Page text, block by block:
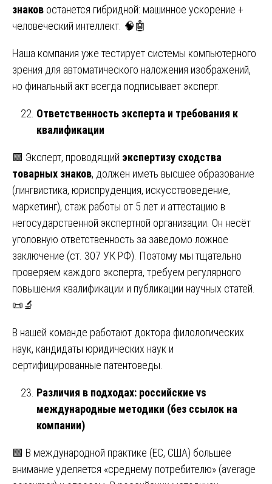
знаков останется гибридной: машинное ускорение +
человеческий интеллект. 🧠🤖
Наша компания уже тестирует системы компьютерного
зрения для автоматического наложения изображений,
но финальный акт всегда подписывает эксперт.
Ответственность эксперта и требования к
квалификации
🟩 Эксперт, проводящий экспертизу сходства
товарных знаков, должен иметь высшее образование
(лингвистика, юриспруденция, искусствоведение,
маркетинг), стаж работы от 5 лет и аттестацию в
негосударственной экспертной организации. Он несёт
уголовную ответственность за заведомо ложное
заключение (ст. 307 УК РФ). Поэтому мы тщательно
проверяем каждого эксперта, требуем регулярного
повышения квалификации и публикации научных статей.
📜🔬
В нашей команде работают доктора филологических
наук, кандидаты юридических наук и
сертифицированные патентоведы.
Различия в подходах: российские vs
международные методики (без ссылок на
компании)
🟩 В международной практике (ЕС, США) большее
внимание уделяется «среднему потребителю» (average